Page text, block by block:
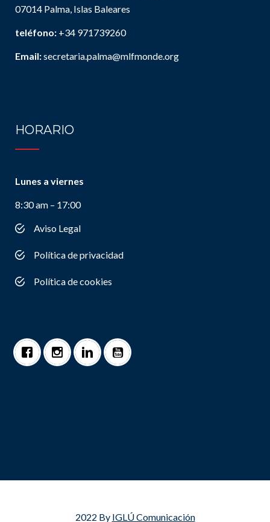
07014 Palma, Islas Baleares
teléfono: +34 971739260
Email:secretaria.palma@mlfmonde.org
HORARIO
Lunes a viernes
8:30 am – 17:00
Aviso Legal
Política de privacidad
Política de cookies
2022 By IGLÚ Comunicación